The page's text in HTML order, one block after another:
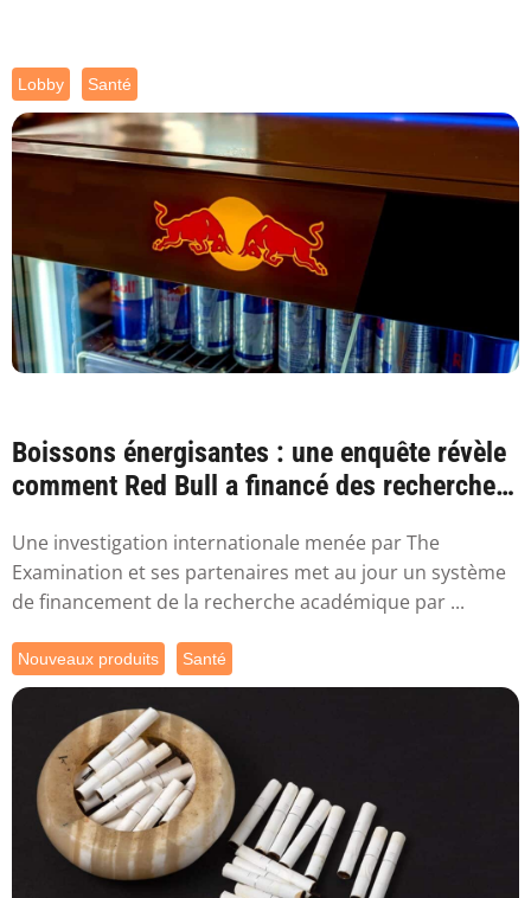
Lobby Santé
Boissons énergisantes : une enquête révèle
comment Red Bull a financé des recherches
Une investigation internationale menée par The
Examination et ses partenaires met au jour un système
de financement de la recherche académique par ...
Nouveaux produits Santé